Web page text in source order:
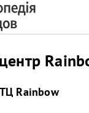
ТЦ Rainbow